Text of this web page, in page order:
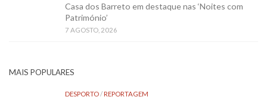
Casa dos Barreto em destaque nas ‘Noites com
Património’
7 AGOSTO, 2026
MAIS POPULARES
DESPORTO/REPORTAGEM